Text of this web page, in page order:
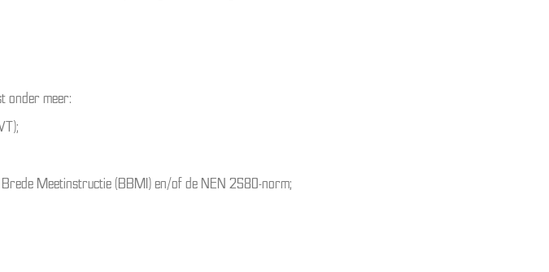
onder meer:
Meetinstructie (BBMI) en/of de NEN 2580-norm;